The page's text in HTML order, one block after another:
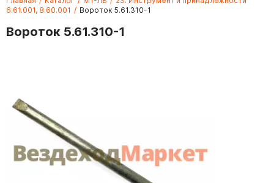
6.61.001, 8.60.001 / Вороток 5.61.310-1
Вороток 5.61.310-1